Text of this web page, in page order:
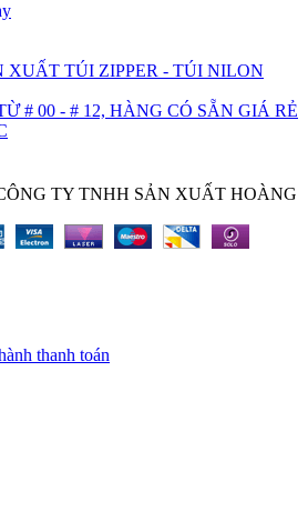
XUẤT TÚI ZIPPER - TÚI NILON
# 00 - # 12, HÀNG CÓ SẴN GIÁ RẺ
TY TNHH SẢN XUẤT HOÀNG
thanh toán